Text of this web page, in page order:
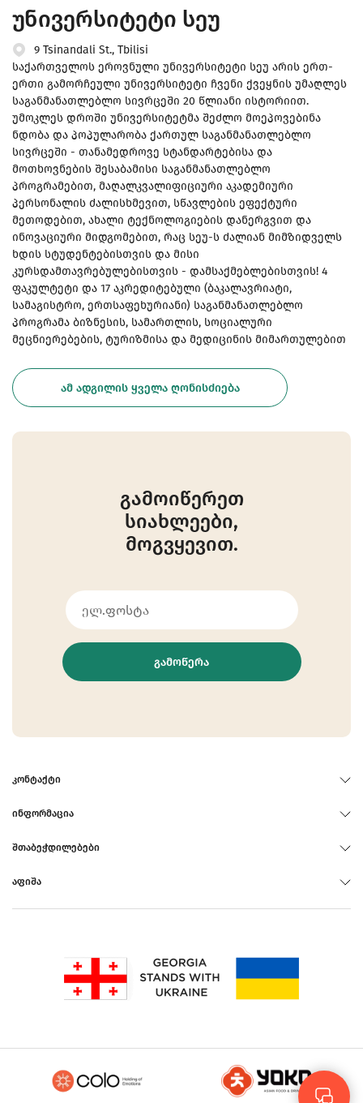
უნივერსიტეტი სეუ
9 Tsinandali St., Tbilisi
საქართველოს ეროვნული უნივერსიტეტი სეუ არის ერთ-
ერთი გამორჩეული უნივერსიტეტი ჩვენი ქვეყნის უმაღლეს
საგანმანათლებლო სივრცეში 20 წლიანი ისტორიით.
უმოკლეს დროში უნივერსიტეტმა შეძლო მოეპოვებინა
ნდობა და პოპულარობა ქართულ საგანმანათლებლო
სივრცეში - თანამედროვე სტანდარტებისა და
მოთხოვნების შესაბამისი საგანმანათლებლო
პროგრამებით, მაღალკვალიფიციური აკადემიური
პერსონალის ძალისხმევით, სწავლების ეფექტური
მეთოდებით, ახალი ტექნოლოგიების დანერგვით და
ინოვაციური მიდგომებით, რაც სეუ-ს ძალიან მიმზიდველს
ხდის სტუდენტებისთვის და მისი
კურსდამთავრებულებისთვის - დამსაქმებლებისთვის! 4
ფაკულტეტი და 17 აკრედიტებული (ბაკალავრიატი,
სამაგისტრო, ერთსაფეხურიანი) საგანმანათლებლო
პროგრამა ბიზნესის, სამართლის, სოციალური
მეცნიერებების, ტურიზმისა და მედიცინის მიმართულებით
ᲐᲛ ᲐᲓᲒᲘᲚᲘᲡ ᲧᲕᲔᲚᲐ ᲦᲝᲜᲘᲡᲫᲘᲔᲑᲐ
გამოიწერეთ
სიახლეები,
მოგვყევით.
ᲒᲐᲛᲝᲬᲔᲠᲐ
ᲙᲝᲜᲢᲐᲥᲢᲘ
ᲘᲜᲤᲝᲠᲛᲐᲪᲘᲐ
ᲨᲗᲐᲑᲔᲭᲓᲘᲚᲔᲑᲔᲑᲘ
ᲐᲤᲘᲨᲐ